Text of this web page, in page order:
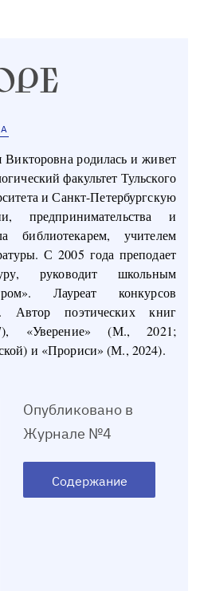
Викторовна родилась и живет
факультет Тульского
и Санкт-Петербургскую
предпринимательства и
библиотекарем, учителем
С 2005 года преподает
руководит школьным
Лауреат конкурсов
Автор поэтических книг
«Уверение» (М., 2021;
и «Прориси» (М., 2024).
Опубликовано в
Журнале №4
Содержание